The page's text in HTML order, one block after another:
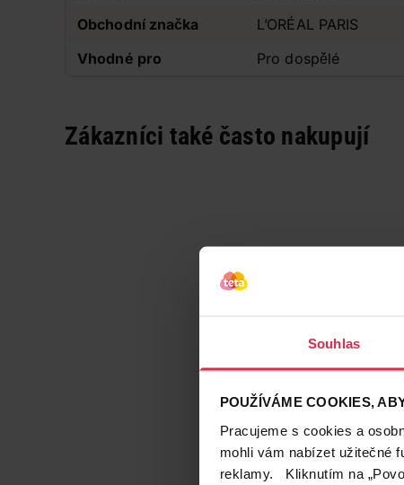
Souhlas
POUŽÍVÁME COOKIES,
Pracujeme s cookies a
mohli vám nabízet užitečné
reklamy. Kliknutím na
Obchodní značka
L’ORÉAL PARIS
Vhodné pro
Pro dospělé
Zákazníci také často nakupují